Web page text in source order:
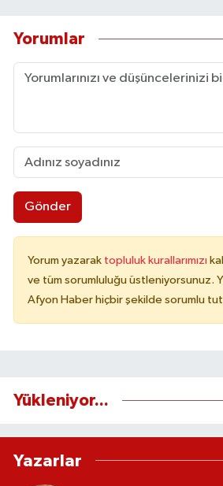
Yorumlar
Gönder
Yorum yazarak topluluk kurallarımızı
ve tüm sorumluluğu üstleniyorsunuz.
Afyon Haber hiçbir şekilde sorumlu
Yükleniyor...
Yazarlar